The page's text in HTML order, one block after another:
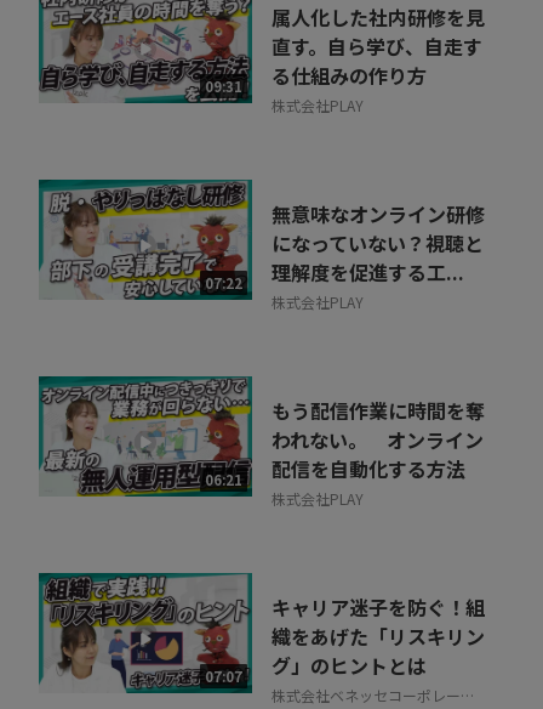
09:31
属人化した社内研修を見
直す。自ら学び、自走す
る仕組みの作り方
株式会社PLAY
07:22
無意味なオンライン研修
になっていない？視聴と
理解度を促進する工...
株式会社PLAY
06:21
もう配信作業に時間を奪
われない。 オンライン
配信を自動化する方法
株式会社PLAY
07:07
キャリア迷子を防ぐ！組
織をあげた「リスキリン
グ」のヒントとは
株式会社ベネッセコーポレーシ